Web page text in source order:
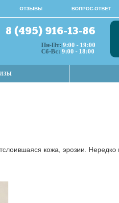
ОТЗЫВЫ ВОПРОС-ОТВЕТ
8 (495) 916-13-86
Пн-Пт: 9:00 - 19:00
Сб-Вс: 9:00 - 18:00
кожа, эрозии. Нередко